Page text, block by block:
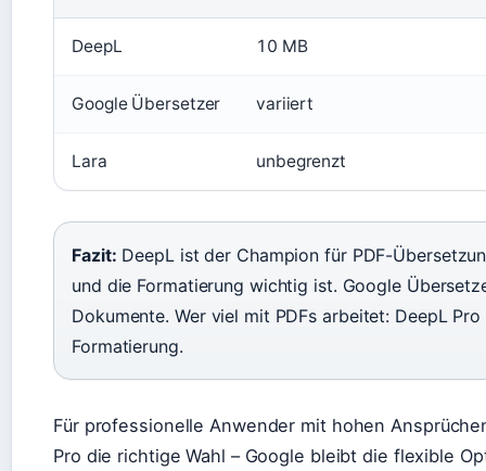
DeepL 10 MB
Google Übersetzer variiert
Lara unbegrenzt
Fazit: DeepL ist der Champion für PDF-
und die Formatierung wichtig ist. Google
Dokumente. Wer viel mit PDFs arbeitet: DeepL
Formatierung.
Für professionelle Anwender mit hohen
Pro die richtige Wahl – Google bleibt die flexible